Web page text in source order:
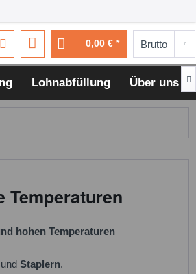
0,00 € *
Lohnabfüllung Über uns 
Temperaturen
hohen Temperaturen
und Staplern.